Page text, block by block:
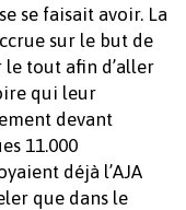
se faisait avoir. La
sur le but de
le tout afin d’aller
qui leur
devant
11.000
déjà l’AJA
que dans le